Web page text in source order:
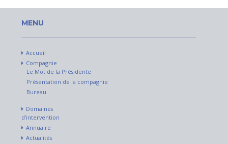
MENU
Accueil
Compagnie
Le Mot de la Présidente
Présentation de la compagnie
Bureau
Domaines
d’intervention
Annuaire
Actualités